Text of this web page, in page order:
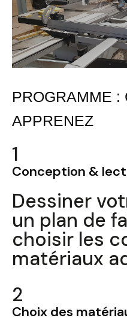
PROGRAMME : CE QUE VOUS
APPRENEZ
1
Conception &
Dessiner
un plan de
choisir les
matériaux
2
Choix des